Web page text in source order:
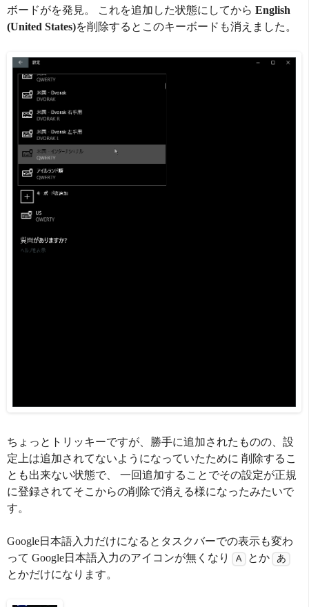
ボードがを発見。 これを追加した状態にしてから English
(United States)を削除するとこのキーボードも消えました。
ちょっとトリッキーですが、勝手に追加されたものの、設
定上は追加されてないようになっていたために 削除するこ
とも出来ない状態で、 一回追加することでその設定が正規
に登録されてそこからの削除で消える様になったみたいで
す。
Google日本語入力だけになるとタスクバーでの表示も変わ
って Google日本語入力のアイコンが無くなり
A とか あ
とかだけになります。